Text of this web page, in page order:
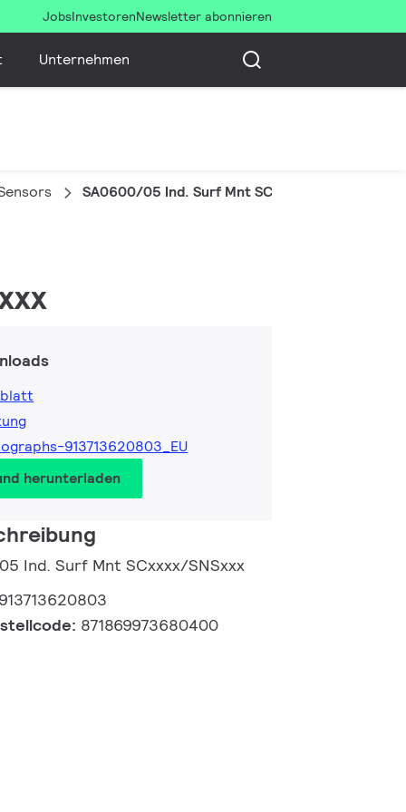
JobsInvestorenNewsletter abonnieren
Unternehmen
SA0600/05 Ind. Surf Mnt SCxxxx/SNSxxx
913713620803_EU
herunterladen
Ind. Surf Mnt SCxxxx/SNSxxx
913713620803
871869973680400